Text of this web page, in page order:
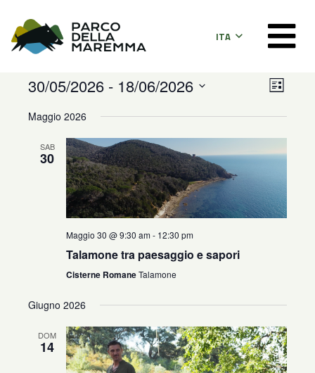
ITA
Viste
Lista
30/05/2026 - 18/06/2026
la
Maggio 2026
SAB
30
Maggio 30 @ 9:30 am- 12:30 pm
Talamone tra paesaggio e sapori
Cisterne RomaneTalamone
Giugno 2026
DOM
14